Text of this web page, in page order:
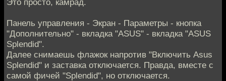
Панель управления - Экран - Параметры - кнопка
"Дополнительно" - вкладка "ASUS" - вкладка "ASUS
Splendid".
Далее снимаешь флажок напротив "Включить Asus
Splendid" и заставка отключается. Правда, вместе с
самой фичей "Splendid", но отключается.